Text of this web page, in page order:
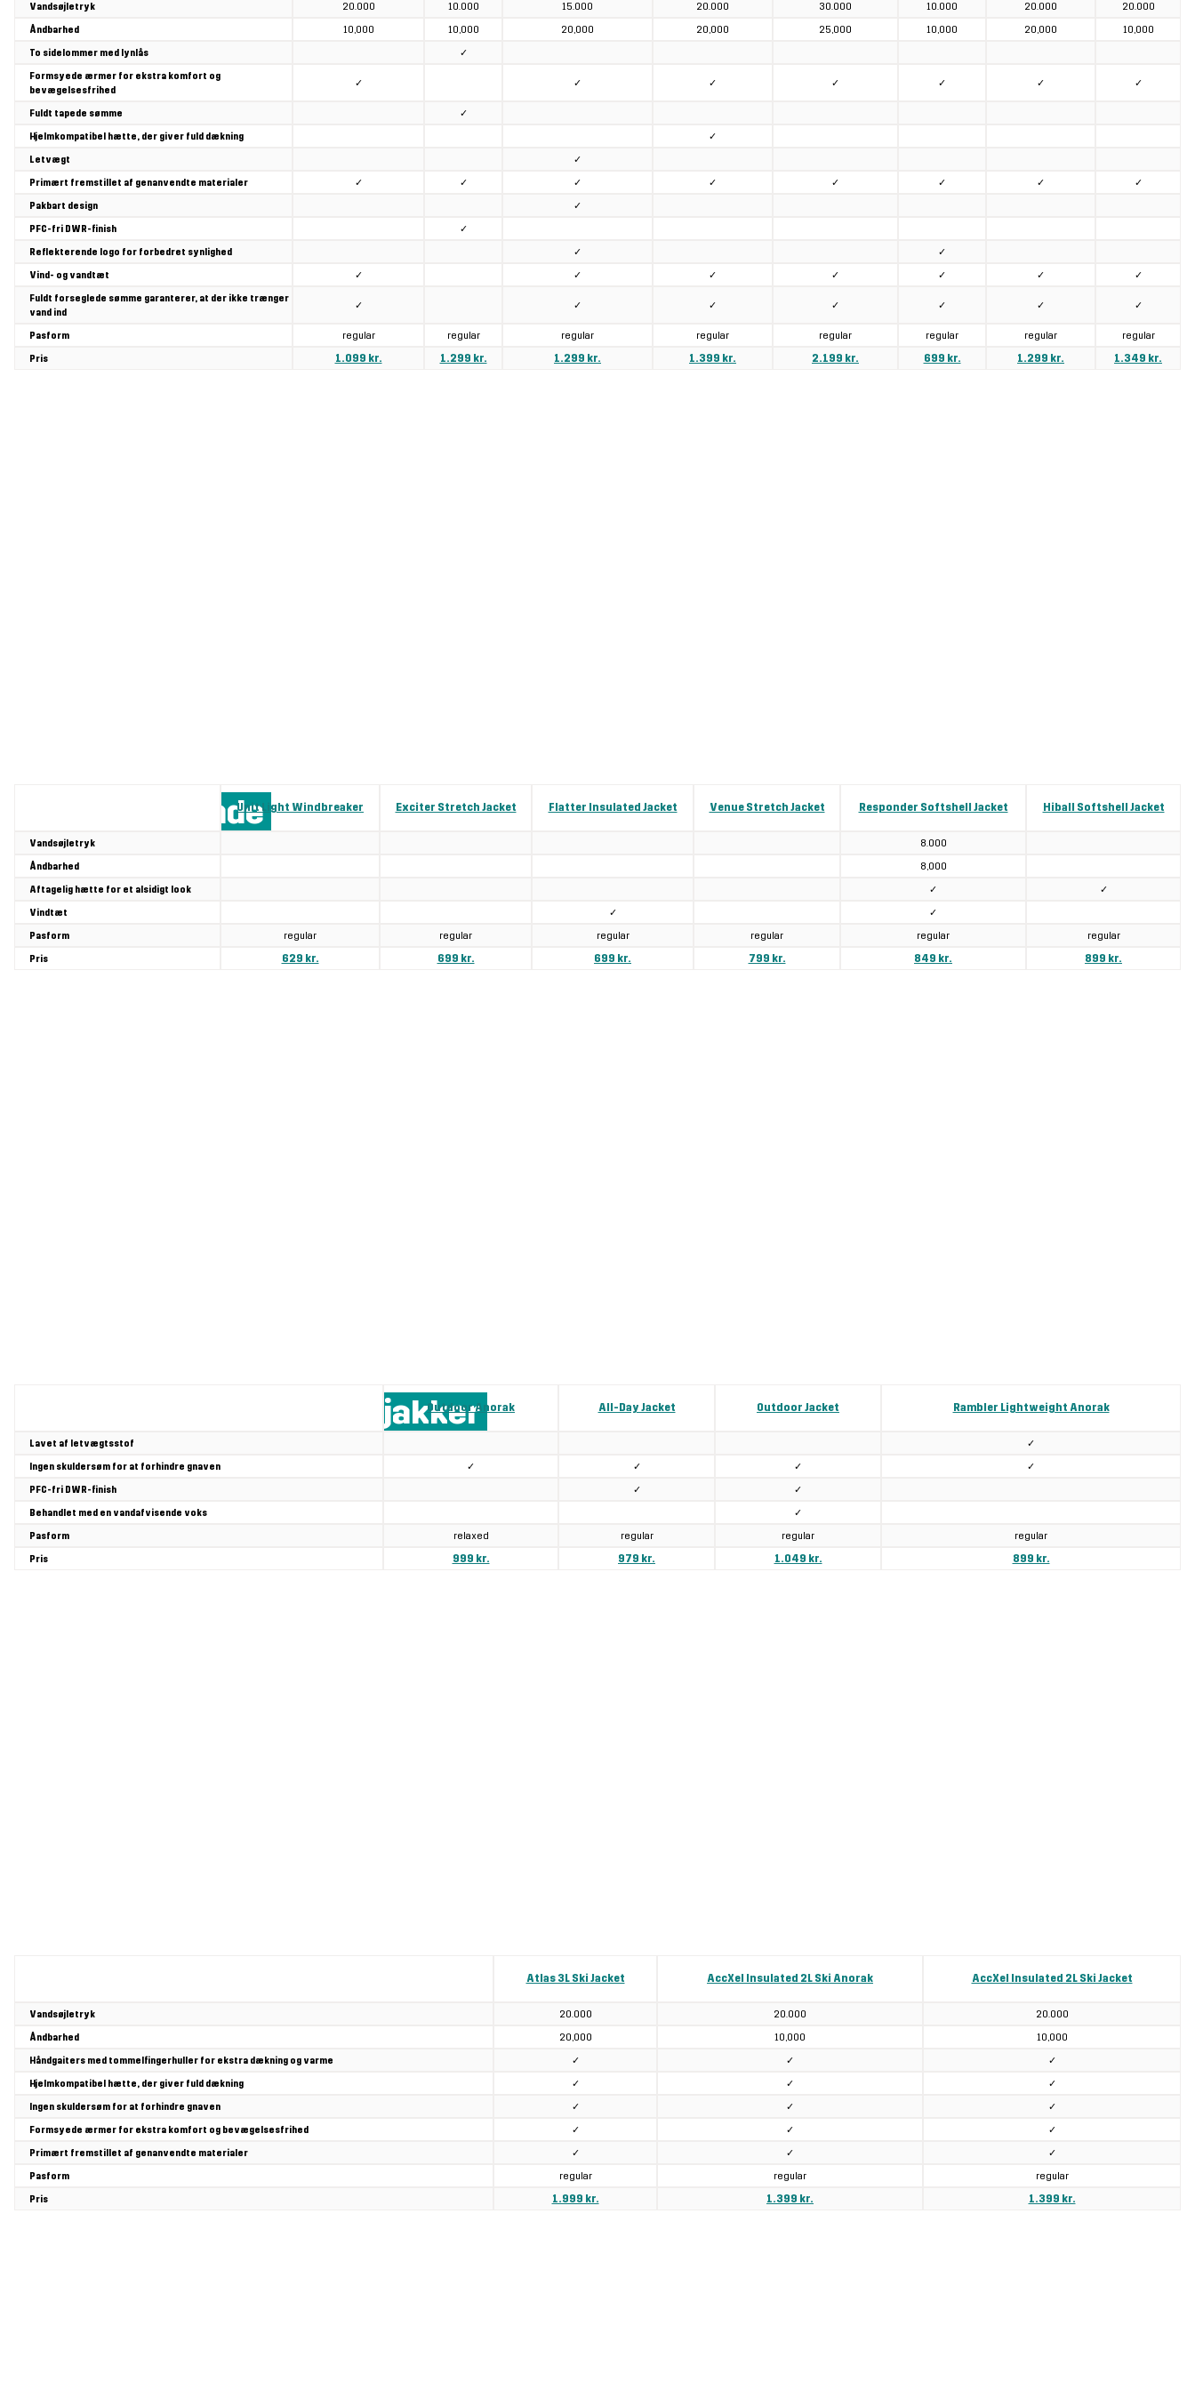
Vandsøjletryk 20.000 10.000 15.000 20.000 30.000 10.000 20.000 20.000
Åndbarhed 10,000 10,000 20,000 20,000 25,000 10,000 20,000 10,000
To sidelommer med lynlås ✓
Formsyede ærmer for ekstra komfort og
bevægelsesfrihed
✓ ✓ ✓ ✓ ✓ ✓ ✓
Fuldt tapede sømme ✓
Hjelmkompatibel hætte, der giver fuld dækning ✓
Letvægt ✓
Primært fremstillet af genanvendte materialer ✓ ✓ ✓ ✓ ✓ ✓ ✓ ✓
Pakbart design ✓
PFC-fri DWR-finish ✓
Reflekterende logo for forbedret synlighed ✓ ✓
Vind- og vandtæt ✓ ✓ ✓ ✓ ✓ ✓ ✓
Fuldt forseglede sømme garanterer, at der ikke trænger
vand ind
✓ ✓ ✓ ✓ ✓ ✓ ✓
Pasform regular regular regular regular regular regular regular regular
Pris 1.099 kr. 1.299 kr. 1.299 kr. 1.399 kr. 2.199 kr. 699 kr. 1.299 kr. 1.349 kr.
Vandafvisende
jakker
Unit Light Windbreaker Exciter Stretch Jacket Flatter Insulated Jacket Venue Stretch Jacket Responder Softshell Jacket Hiball Softshell Jacket
Vandsøjletryk 8.000
Åndbarhed 8,000
Aftagelig hætte for et alsidigt look ✓ ✓
Vindtæt ✓ ✓
Pasform regular regular regular regular regular regular
Pris 629 kr. 699 kr. 699 kr. 799 kr. 849 kr. 899 kr.
Vandrejakker & friluftsjakker
Outdoor Anorak All-Day Jacket Outdoor Jacket Rambler Lightweight Anorak
Lavet af letvægtsstof ✓
Ingen skuldersøm for at forhindre gnaven ✓ ✓ ✓ ✓
PFC-fri DWR-finish ✓ ✓
Behandlet med en vandafvisende voks ✓
Pasform relaxed regular regular regular
Pris 999 kr. 979 kr. 1.049 kr. 899 kr.
Atlas 3L Ski Jacket AccXel Insulated 2L Ski Anorak AccXel Insulated 2L Ski Jacket
Vandsøjletryk 20.000 20.000 20.000
Åndbarhed 20,000 10,000 10,000
Håndgaiters med tommelfingerhuller for ekstra dækning og varme ✓ ✓ ✓
Hjelmkompatibel hætte, der giver fuld dækning ✓ ✓ ✓
Ingen skuldersøm for at forhindre gnaven ✓ ✓ ✓
Formsyede ærmer for ekstra komfort og bevægelsesfrihed ✓ ✓ ✓
Primært fremstillet af genanvendte materialer ✓ ✓ ✓
Pasform regular regular regular
Pris 1.999 kr. 1.399 kr. 1.399 kr.